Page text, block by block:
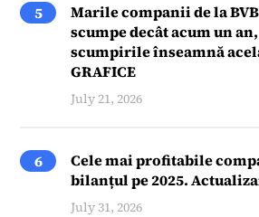
5
Marile companii de la
scumpe decât acum un
scumpirile înseamnă
GRAFICE
July 21, 2026
6
Cele mai profitabile
bilanțul pe 2025.
July 31, 2026